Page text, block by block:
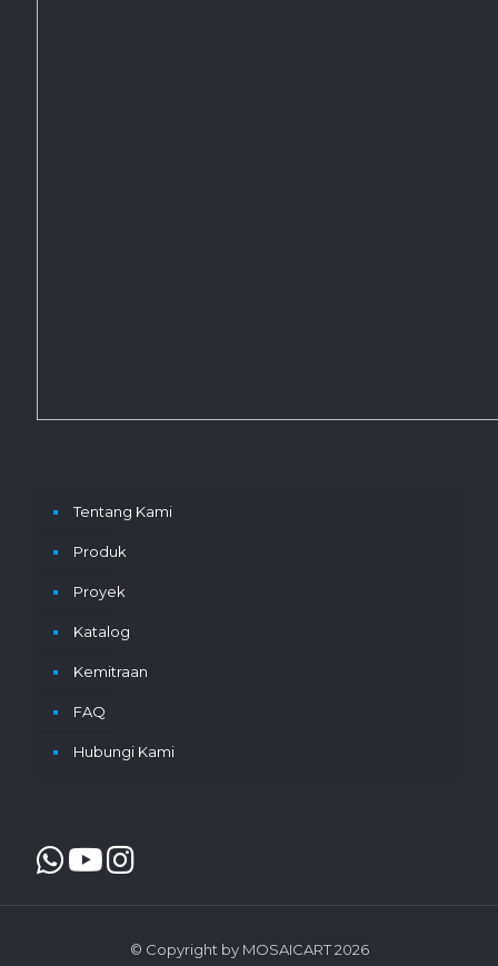
Tentang Kami
Produk
Proyek
Katalog
Kemitraan
FAQ
Hubungi Kami
© Copyright by MOSAICART 2026